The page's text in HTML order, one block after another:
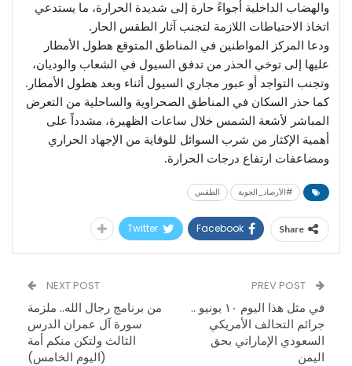
والهضاب الداخلية أجواءً حارة إلى شديدة الحرارة، ما يستدعي
اتخاذ الاحتياطات اللازمة لتجنب آثار الطقس الحار.
ودعا المركز المواطنين في المناطق المتوقع هطول الأمطار
عليها إلى توخي الحذر من تدفق السيول في الشعاب والوديان،
وتجنب التواجد أو عبور مجاري السيول أثناء وبعد هطول الأمطار.
كما حذر السكان في المناطق الصحراوية والساحلية من التعرض
المباشر لأشعة الشمس خلال ساعات الظهيرة، مشدداً على
أهمية الإكثار من شرب السوائل للوقاية من الإجهاد الحراري
ومضاعفات ارتفاع درجات الحرارة.
#الأرصاد_الجوية الطقس
Share
Facebook
Twitter
في مثل هذا اليوم ١٠ يونيو ..
جرائم التحالف الأمريكي
السعودي الإماراتي بحق
اليمن
NEXT POST
من برنامج رجال الله.. ملزمة
سورة آل عمران الدرس
الثالث ولتكن منكم أمة
(اليوم الخامس)